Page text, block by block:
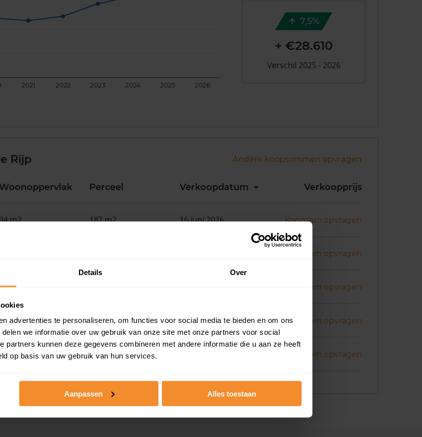
Details Over
advertenties te personaliseren, om functies voor social media te bieden en om ons
we informatie over uw gebruik van onze site met onze partners voor social
partners kunnen deze gegevens combineren met andere informatie die u aan ze heeft
op basis van uw gebruik van hun services.
Aanpassen Alles toestaan
2021 2022 2023 2024 2025 2026
7,5%
+ €28.610
Verschil 2025 - 2026
Rijp Andere koopsommen opvragen
Woonoppervlak Perceel Verkoopdatum Verkoopprijs
m2 187 m2 16 juni 2026 Koopsom opvragen
Koopsom opvragen
m2 Koopsom opvragen
m2 143 m2 26 mei 2026 Koopsom opvragen
m2 136 m2 Koopsom opvragen